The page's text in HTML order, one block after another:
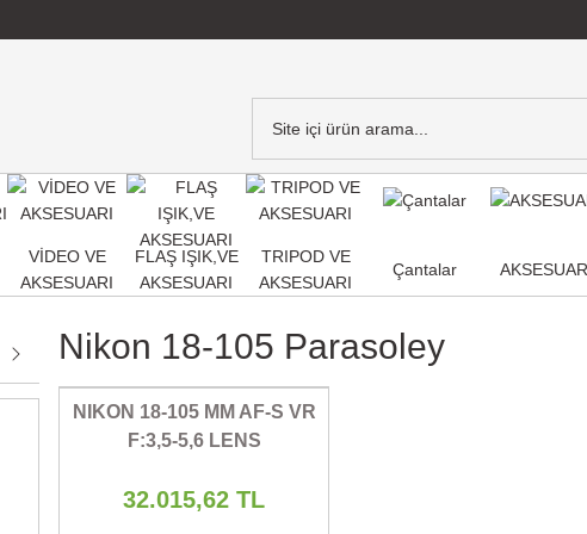
VİDEO VE
AKSESUARI
FLAŞ IŞIK,VE
AKSESUARI
TRIPOD VE
AKSESUARI
Çantalar AKSESUAR
Nikon 18-105 Parasoley
NIKON 18-105 MM AF-S VR
F:3,5-5,6 LENS
32.015,62 TL